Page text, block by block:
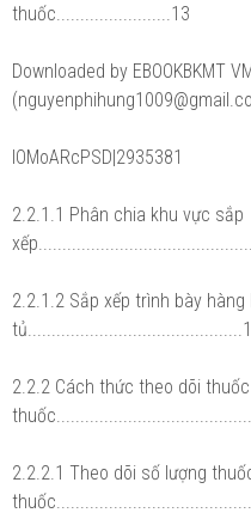
thuốc........................13
Downloaded by EBOOKBKMT
lOMoARcPSD|2935381
2.2.1.1 Phân chia khu vực sắp
2.2.1.2 Sắp xếp trình bày
2.2.2 Cách thức theo dõi
2.2.2.1 Theo dõi số lượng